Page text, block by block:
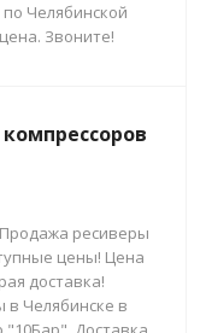
Челябинской
Звоните!
ресиверы
цены! Цена
доставка!
в Челябинске в